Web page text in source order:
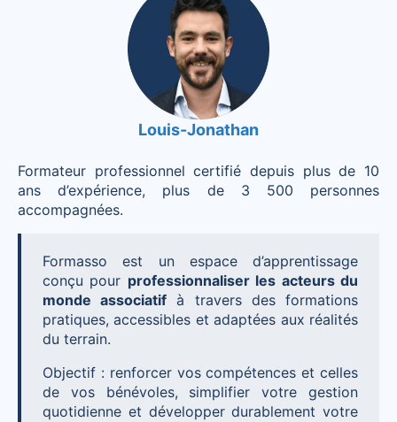
Louis-Jonathan
Formateur professionnel certifié depuis plus de 10
ans d’expérience, plus de 3 500 personnes
accompagnées.
Formasso est un espace d’apprentissage
conçu pour professionnaliser les acteurs du
monde associatif à travers des formations
pratiques, accessibles et adaptées aux réalités
du terrain.
Objectif : renforcer vos compétences et celles
de vos bénévoles, simplifier votre gestion
quotidienne et développer durablement votre